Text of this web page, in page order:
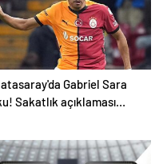
Haberleri
Gabriel Sara
Sakatlık açıklaması…